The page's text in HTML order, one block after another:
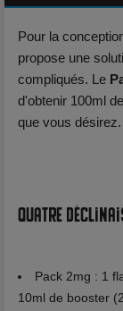
Pour la
propose une
compliqués. Le
d'obtenir 100ml
que vous désirez.
Quatre
Pack 2mg : 1
10ml de booster